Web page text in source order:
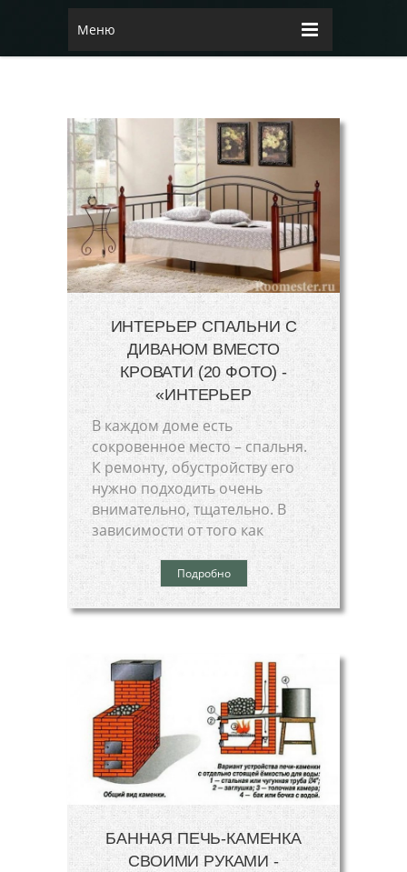
Меню
ИНТЕРЬЕР СПАЛЬНИ С
ДИВАНОМ ВМЕСТО
КРОВАТИ (20 ФОТО) -
«ИНТЕРЬЕР
В каждом доме есть
сокровенное место – спальня.
К ремонту, обустройству его
нужно подходить очень
внимательно, тщательно. В
зависимости от того как
Подробно
БАННАЯ ПЕЧЬ-КАМЕНКА
СВОИМИ РУКАМИ -